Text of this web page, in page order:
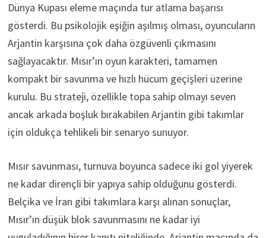
Dünya Kupası eleme maçında tur atlama başarısı
gösterdi. Bu psikolojik eşiğin aşılmış olması, oyuncuların
Arjantin karşısına çok daha özgüvenli çıkmasını
sağlayacaktır. Mısır’ın oyun karakteri, tamamen
kompakt bir savunma ve hızlı hücum geçişleri üzerine
kurulu. Bu strateji, özellikle topa sahip olmayı seven
ancak arkada boşluk bırakabilen Arjantin gibi takımlar
için oldukça tehlikeli bir senaryo sunuyor.
Mısır savunması, turnuva boyunca sadece iki gol yiyerek
ne kadar dirençli bir yapıya sahip olduğunu gösterdi.
Belçika ve İran gibi takımlara karşı alınan sonuçlar,
Mısır’ın düşük blok savunmasını ne kadar iyi